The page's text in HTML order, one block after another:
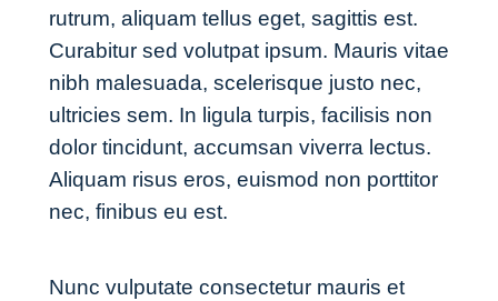
rutrum, aliquam tellus eget, sagittis est.
Curabitur sed volutpat ipsum. Mauris vitae
nibh malesuada, scelerisque justo nec,
ultricies sem. In ligula turpis, facilisis non
dolor tincidunt, accumsan viverra lectus.
Aliquam risus eros, euismod non porttitor
nec, finibus eu est.
Nunc vulputate consectetur mauris et